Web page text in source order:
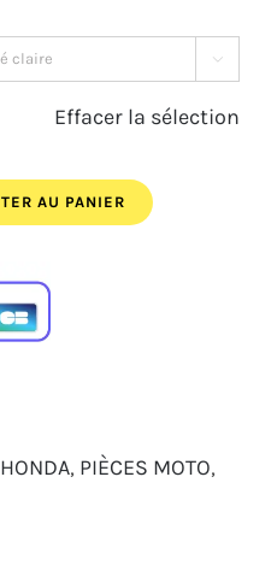
Effacer la sélection
HONDA PIÈCES MOTO